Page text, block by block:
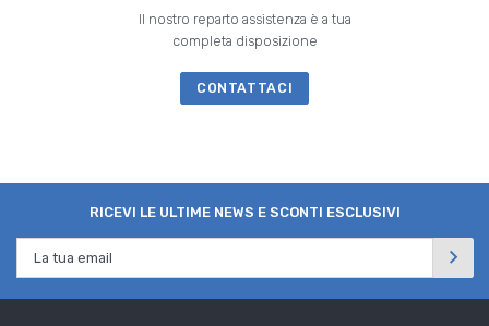
Il nostro reparto assistenza è a tua
completa disposizione
CONTATTACI
RICEVI LE ULTIME NEWS E SCONTI ESCLUSIVI